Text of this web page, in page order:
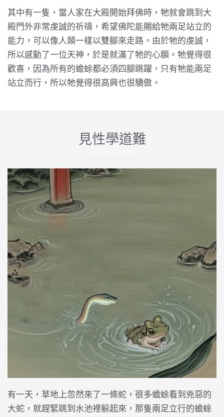
其中有一隻，當人家在大殿開始拜佛時，牠就會跳到大
殿門外非常虔誠的祈禱，希望佛陀能賜給牠兩足站立的
能力，可以像人類一樣以雙腳來走路。由於牠的虔誠，
所以感動了一位天神，於是就滿了牠的心願。牠覺得很
歡喜，因為所有的蟾蜍都必須四腳跳躍，只有牠能兩足
站立而行，所以牠覺得很高興也很驕傲。
見性學道難
有一天，草地上忽然來了一條蛇，很多蟾蜍看到兇惡的
大蛇，就趕緊跳到水池裡躲起來，那隻兩足立行的蟾蜍